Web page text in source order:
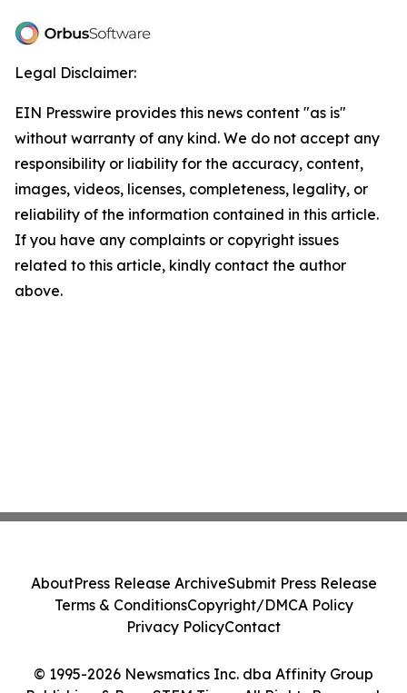
Legal Disclaimer:
EIN Presswire provides this news content "as is"
without warranty of any kind. We do not accept any
responsibility or liability for the accuracy, content,
images, videos, licenses, completeness, legality, or
reliability of the information contained in this article.
If you have any complaints or copyright issues
related to this article, kindly contact the author
above.
© 1995-2026 Newsmatics Inc. dba Affinity Group
AboutPress Release ArchiveSubmit Press Release
Terms & ConditionsCopyright/DMCA Policy
Privacy PolicyContact